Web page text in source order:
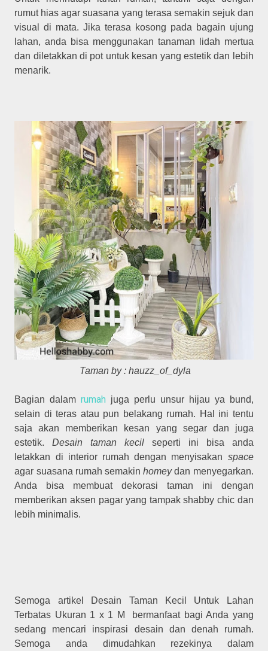
rumut hias agar suasana yang terasa semakin sejuk dan
visual di mata. Jika terasa kosong pada bagain ujung
lahan, anda bisa menggunakan tanaman lidah mertua
dan diletakkan di pot untuk kesan yang estetik dan lebih
menarik.
Taman by : hauzz_of_dyla
Bagian dalamrumah juga perlu unsur hijau ya bund,
selain di teras atau pun belakang rumah. Hal ini tentu
saja akan memberikan kesan yang segar dan juga
estetik.Desain taman kecil seperti ini bisa anda
letakkan di interior rumah dengan menyisakan space
agar suasana rumah semakinhomeydan menyegarkan.
Anda bisa membuat dekorasi taman ini dengan
memberikan aksen pagar yang tampak shabby chic dan
lebih minimalis.
Semoga artikel Desain Taman Kecil Untuk Lahan
Terbatas Ukuran 1 x 1 M bermanfaat bagi Anda yang
sedang mencari inspirasi desain dan denah rumah.
Semoga anda dimudahkan rezekinya dalam